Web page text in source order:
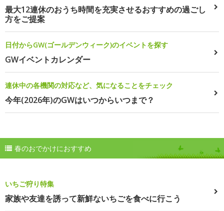
最大12連休のおうち時間を充実させるおすすめの過ごし
方をご提案
日付からGW(ゴールデンウィーク)のイベントを探す
GWイベントカレンダー
連休中の各機関の対応など、気になることをチェック
今年(2026年)のGWはいつからいつまで？
春のおでかけにおすすめ
いちご狩り特集
家族や友達を誘って新鮮ないちごを食べに行こう